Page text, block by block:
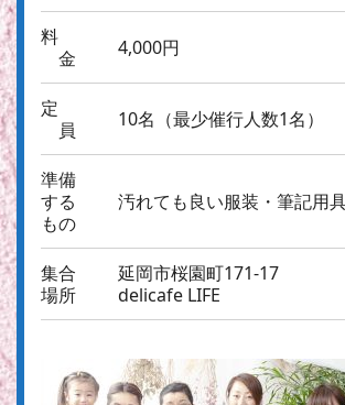
料
金
4,000円
定
員
10名（最少催行人数1名）
準備
する
もの
汚れても良い服装・筆記用
集合
場所
延岡市桜園町171-17
delicafe LIFE